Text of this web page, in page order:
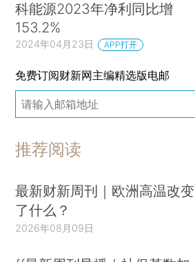
科能源2023年净利同比增
153.2%
2024年04月23日 APP打开
免费订阅财新网主编精选版电邮
推荐阅读
最新财新周刊｜欧洲高温改变
了什么？
2026年08月09日